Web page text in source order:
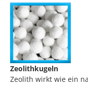
Zeolithkugeln
Zeolith wirkt wie ein